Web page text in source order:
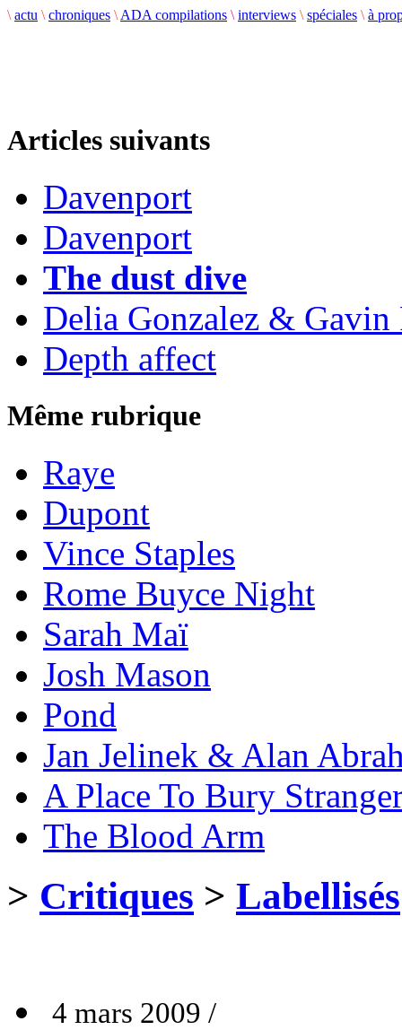
\ actu \ chroniques \ ADA compilations \ interviews \ spéciales \ à
Articles suivants
Davenport
Davenport
The dust dive
Delia Gonzalez & Gavin
Depth affect
Même rubrique
Raye
Dupont
Vince Staples
Rome Buyce Night
Sarah Maï
Josh Mason
Pond
Jan Jelinek & Alan
A Place To Bury
The Blood Arm
> Critiques > Labellisés
4 mars 2009 /